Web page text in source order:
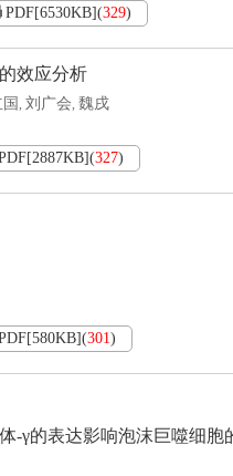
PDF[6530KB](329)
效应分析
, 刘广会, 魏戌
2887KB](327)
580KB](301)
-γ的表达影响泡沫巨噬细胞